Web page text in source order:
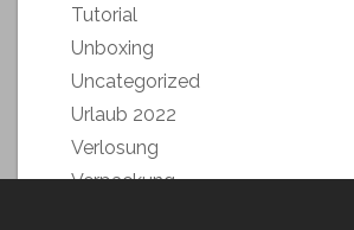
Tutorial
Unboxing
Uncategorized
Urlaub 2022
Verlosung
Verpackung